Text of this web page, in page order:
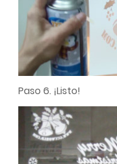
Paso 6. ¡Listo!